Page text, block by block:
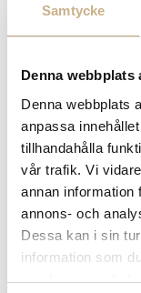
Samtycke
Denna webbplats
Denna webbplats
anpassa
tillhandahålla
vår trafik. Vi
annan information
annons- och
Dessa kan i sin
information som
samlat in när du